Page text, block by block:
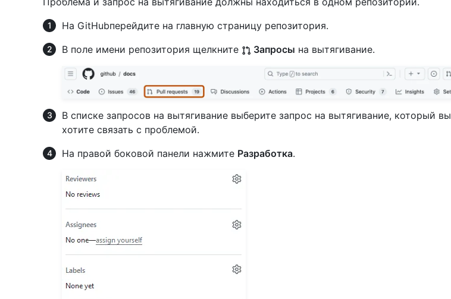
На GitHubперейдите на главную страницу репозитория.
В поле имени репозитория щелкните
Запросы на вытягивание.
В списке запросов на вытягивание выберите запрос на вытягивание, который вы
хотите связать с проблемой.
На правой боковой панели нажмите Разработка.